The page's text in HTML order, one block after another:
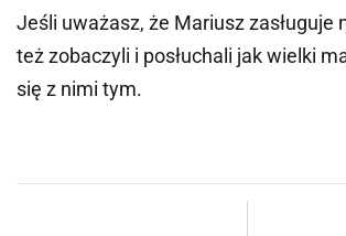
Jeśli uważasz, że Mariusz zasługuje
też zobaczyli i posłuchali jak wielki
się z nimi tym.